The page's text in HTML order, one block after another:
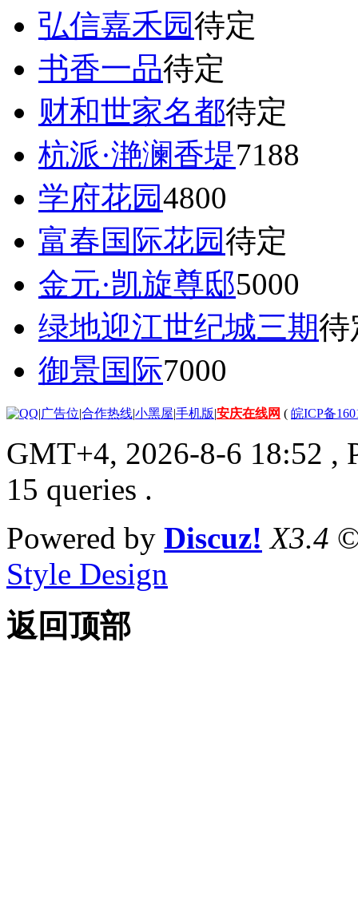
弘信嘉禾园待定
书香一品待定
财和世家名都待定
杭派·滟澜香堤7188
学府花园4800
富春国际花园待定
金元·凯旋尊邸5000
绿地迎江世纪城三期待
御景国际7000
|广告位|合作热线|小黑屋|手机版|安庆在线网 ( 皖ICP备
GMT+4, 2026-8-6 18:52 ,
15 queries .
Powered by Discuz! X3.4
Style Design
返回顶部